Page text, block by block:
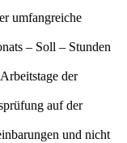
umfangreiche
– Soll – Stunden
der
auf der
und nicht